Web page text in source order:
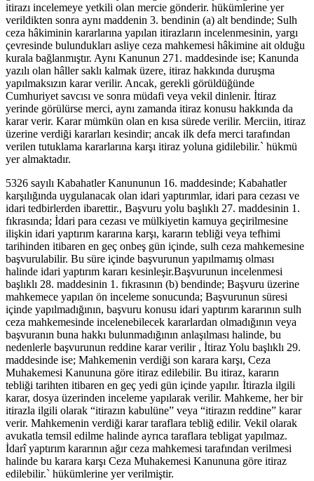
itirazı incelemeye yetkili olan mercie gönderir. hükümlerine yer
verildikten sonra aynı maddenin 3. bendinin (a) alt bendinde; Sulh
ceza hâkiminin kararlarına yapılan itirazların incelenmesinin, yargı
çevresinde bulundukları asliye ceza mahkemesi hâkimine ait olduğu
kurala bağlanmıştır. Aynı Kanunun 271. maddesinde ise; Kanunda
yazılı olan hâller saklı kalmak üzere, itiraz hakkında duruşma
yapılmaksızın karar verilir. Ancak, gerekli görüldüğünde
Cumhuriyet savcısı ve sonra müdafi veya vekil dinlenir. İtiraz
yerinde görülürse merci, aynı zamanda itiraz konusu hakkında da
karar verir. Karar mümkün olan en kısa sürede verilir. Merciin, itiraz
üzerine verdiği kararları kesindir; ancak ilk defa merci tarafından
verilen tutuklama kararlarına karşı itiraz yoluna gidilebilir.` hükmü
yer almaktadır.
5326 sayılı Kabahatler Kanununun 16. maddesinde; Kabahatler
karşılığında uygulanacak olan idari yaptırımlar, idari para cezası ve
idari tedbirlerden ibarettir., Başvuru yolu başlıklı 27. maddesinin 1.
fıkrasında; İdari para cezası ve mülkiyetin kamuya geçirilmesine
ilişkin idari yaptırım kararına karşı, kararın tebliği veya tefhimi
tarihinden itibaren en geç onbeş gün içinde, sulh ceza mahkemesine
başvurulabilir. Bu süre içinde başvurunun yapılmamış olması
halinde idari yaptırım kararı kesinleşir.Başvurunun incelenmesi
başlıklı 28. maddesinin 1. fıkrasının (b) bendinde; Başvuru üzerine
mahkemece yapılan ön inceleme sonucunda; Başvurunun süresi
içinde yapılmadığının, başvuru konusu idari yaptırım kararının sulh
ceza mahkemesinde incelenebilecek kararlardan olmadığının veya
başvuranın buna hakkı bulunmadığının anlaşılması halinde, bu
nedenlerle başvurunun reddine karar verilir , İtiraz Yolu başlıklı 29.
maddesinde ise; Mahkemenin verdiği son karara karşı, Ceza
Muhakemesi Kanununa göre itiraz edilebilir. Bu itiraz, kararın
tebliği tarihten itibaren en geç yedi gün içinde yapılır. İtirazla ilgili
karar, dosya üzerinden inceleme yapılarak verilir. Mahkeme, her bir
itirazla ilgili olarak “itirazın kabulüne” veya “itirazın reddine” karar
verir. Mahkemenin verdiği karar taraflara tebliğ edilir. Vekil olarak
avukatla temsil edilme halinde ayrıca taraflara tebligat yapılmaz.
İdarî yaptırım kararının ağır ceza mahkemesi tarafından verilmesi
halinde bu karara karşı Ceza Muhakemesi Kanununa göre itiraz
edilebilir.` hükümlerine yer verilmiştir.